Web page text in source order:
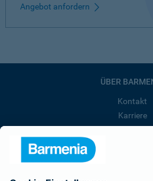
Angebot anfordern
ÜBER
Kontakt
Karriere